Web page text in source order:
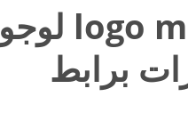
تحميل برنامج logo maker لوجو
برابط